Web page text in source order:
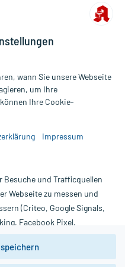
Versandkosten
ausschließlich für
einen Arzt. Bitte
| Diese Webseite benutzt
die wichtigen Hinweise in
Widerruf einer Bestellung
wann Sie unsere Webseite
um Ihre
Ihre Cookie-
Impressum
Besuche und Trafficquellen
Webseite zu messen und
(Criteo, Google Signals,
Facebook Pixel,